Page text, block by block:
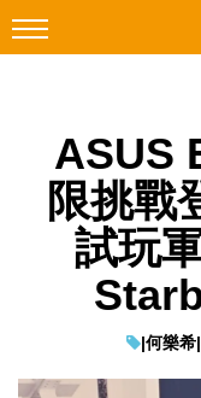
Facebook
科技焦點
網絡生活
EduTech
ASUS
限挑戰
試玩
|何樂希|